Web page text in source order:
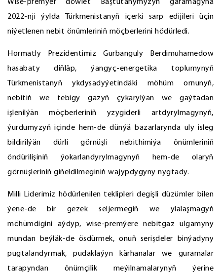
Wise-premýer döwlet Baştutanymyzyň garamagyna
2022-nji ýylda Türkmenistanyň içerki sarp edijileri üçin
niýetlenen nebit önümleriniň möçberlerini hödürledi.
Hormatly Prezidentimiz Gurbanguly Berdimuhamedow
hasabaty diňläp, ýangyç-energetika toplumynyň
Türkmenistanyň ykdysadyýetindäki möhüm ornunyň,
nebitiň we tebigy gazyň çykarylýan we gaýtadan
işlenilýän möçberleriniň yzygiderli artdyrylmagynyň,
ýurdumyzyň içinde hem-de dünýä bazarlarynda uly isleg
bildirilýän dürli görnüşli nebithimiýa önümleriniň
öndürilişiniň ýokarlandyrylmagynyň hem-de olaryň
görnüşleriniň giňeldilmeginiň wajypdygyny nygtady.
Milli Liderimiz hödürlenilen teklipleri degişli düzümler bilen
ýene-de bir gezek seljermegiň we ylalaşmagyň
möhümdigini aýdyp, wise-premýere nebitgaz ulgamyny
mundan beýläk-de ösdürmek, onuň serişdeler binýadyny
pugtalandyrmak, pudaklaýyn kärhanalar we guramalar
tarapyndan önümçilik meýilnamalarynyň ýerine